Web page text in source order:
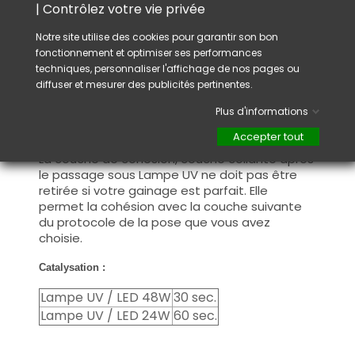
lampe UV et/ou LED pour assurer un
durcissement complet.
Couche de cohésion : Après votre
construction, si votre apex (bombé) présente
des imperfections, dégraissez la couche de
cohésion avant de limer pour redonner la
forme que vous souhaitez et continuez avec
le protocole de la pose que vous avez choisi.
La couche de cohésion, couche collante après
le passage sous Lampe UV ne doit pas être
retirée si votre gainage est parfait. Elle
permet la cohésion avec la couche suivante
du protocole de la pose que vous avez
choisie.
Catalysation :
Lampe UV / LED 48W30 sec.
Lampe UV / LED 24W 60 sec.
| Contrôlez votre vie privée
Notre site utilise des cookies pour garantir son bon
fonctionnement et optimiser ses performances
techniques, personnaliser l'affichage de nos pages ou
diffuser et mesurer des publicités pertinentes.
Plus d'informations
Accepter tout